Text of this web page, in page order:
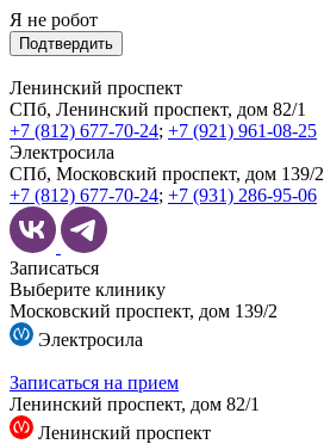
Я не робот
Подтвердить
Ленинский проспект
СПб, Ленинский проспект, дом 82/1
+7 (812) 677-70-24; +7 (921) 961-08-25
Электросила
СПб, Московский проспект, дом 139/2
+7 (812) 677-70-24; +7 (931) 286-95-06
Записаться
Выберите клинику
Московский проспект, дом 139/2
Электросила
Записаться на прием
Ленинский проспект, дом 82/1
Ленинский проспект